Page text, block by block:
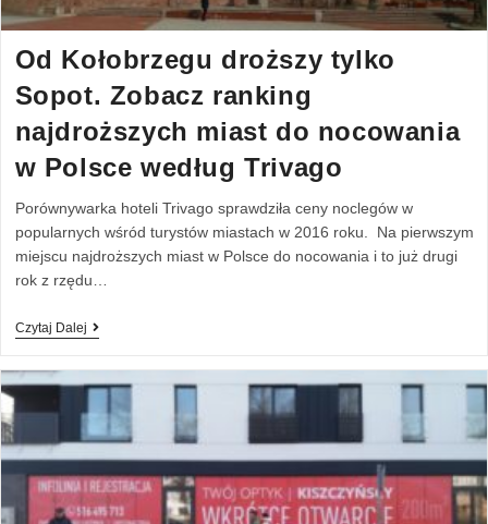
Od Kołobrzegu droższy tylko
Sopot. Zobacz ranking
najdroższych miast do nocowania
w Polsce według Trivago
Porównywarka hoteli Trivago sprawdziła ceny noclegów w
popularnych wśród turystów miastach w 2016 roku. Na pierwszym
miejscu najdroższych miast w Polsce do nocowania i to już drugi
rok z rzędu…
Czytaj Dalej